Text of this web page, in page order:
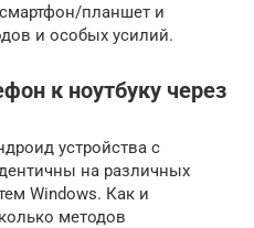
планшет и
и особых усилий.
к ноутбуку через
устройства с
на различных
Windows. Как и
методов